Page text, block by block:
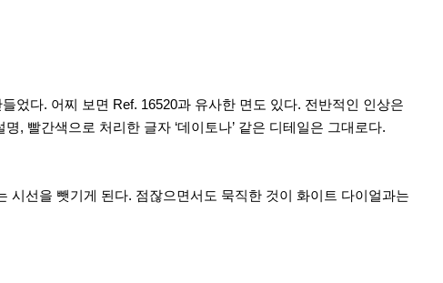
었다. 어찌 보면 Ref. 16520과 유사한 면도 있다. 전반적인 인상은
, 빨간색으로 처리한 글자 ‘데이토나’ 같은 디테일은 그대로다.
선을 뺏기게 된다. 점잖으면서도 묵직한 것이 화이트 다이얼과는